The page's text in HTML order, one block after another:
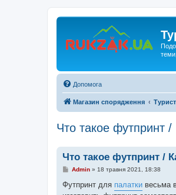
Допомога
Магазин спорядження
Что такое футпринт
Что такое футпринт /
П
в
і
Admin» 18 травня 2021, 18:38
Футпринт для палатки весьма